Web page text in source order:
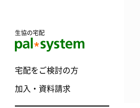
生協の宅配
宅配をご検討の方
加入・資料請求